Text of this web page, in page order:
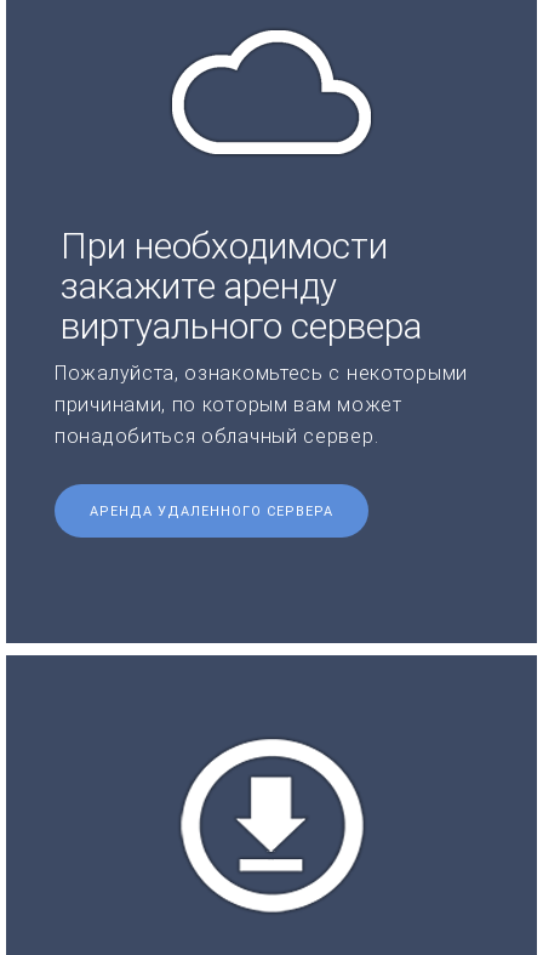
При необходимости
закажите аренду
виртуального сервера
Пожалуйста, ознакомьтесь с некоторыми
причинами, по которым вам может
понадобиться облачный сервер.
АРЕНДА УДАЛЕННОГО СЕРВЕРА